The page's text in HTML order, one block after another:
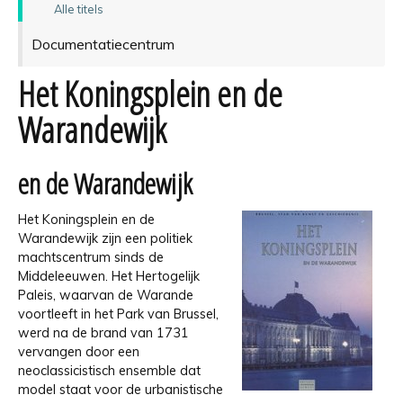
Alle titels
Documentatiecentrum
Het Koningsplein en de
Warandewijk
en de Warandewijk
Het Koningsplein en de
Warandewijk zijn een politiek
machtscentrum sinds de
Middeleeuwen. Het Hertogelijk
Paleis, waarvan de Warande
voortleeft in het Park van Brussel,
werd na de brand van 1731
vervangen door een
neoclassicistisch ensemble dat
model staat voor de urbanistische